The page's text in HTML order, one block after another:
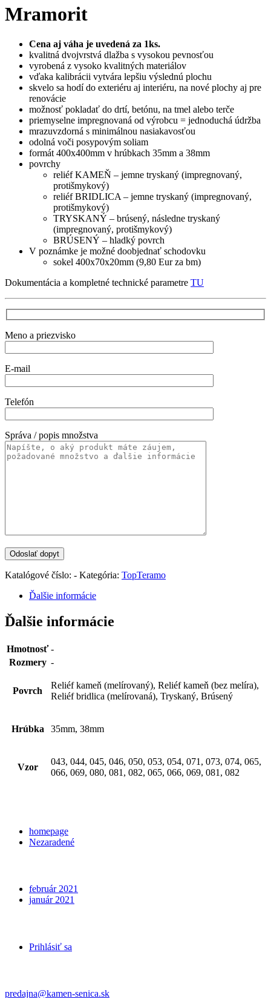
Mramorit
Cena aj váha je uvedená za 1ks.
kvalitná dvojvrstvá dlažba s vysokou pevnosťou
vyrobená z vysoko kvalitných materiálov
vďaka kalibrácii vytvára lepšiu výslednú plochu
skvelo sa hodí do exteriéru aj interiéru, na nové plochy aj pre
renovácie
možnosť pokladať do drtí, betónu, na tmel alebo terče
priemyselne impregnovaná od výrobcu = jednoduchá údržba
mrazuvzdorná s minimálnou nasiakavosťou
odolná voči posypovým soliam
formát 400x400mm v hrúbkach 35mm a 38mm
povrchy
reliéf KAMEŇ – jemne tryskaný (impregnovaný,
protišmykový)
reliéf BRIDLICA – jemne tryskaný (impregnovaný,
protišmykový)
TRYSKANÝ – brúsený, následne tryskaný
(impregnovaný, protišmykový)
BRÚSENÝ – hladký povrch
V poznámke je možné doobjednať schodovku
sokel 400x70x20mm (9,80 Eur za bm)
Dokumentácia a kompletné technické parametre TU
Meno a priezvisko
E-mail
Telefón
Správa / popis množstva
Katalógové číslo: - Kategória: TopTeramo
Ďalšie informácie
Ďalšie informácie
Hmotnosť -
Rozmery -
Povrch
Reliéf kameň (melírovaný), Reliéf kameň (bez melíra),
Reliéf bridlica (melírovaná), Tryskaný, Brúsený
Hrúbka 35mm, 38mm
Vzor
043, 044, 045, 046, 050, 053, 054, 071, 073, 074, 065,
066, 069, 080, 081, 082, 065, 066, 069, 081, 082
homepage
Nezaradené
február 2021
január 2021
Prihlásiť sa
predajna@kamen-senica.sk